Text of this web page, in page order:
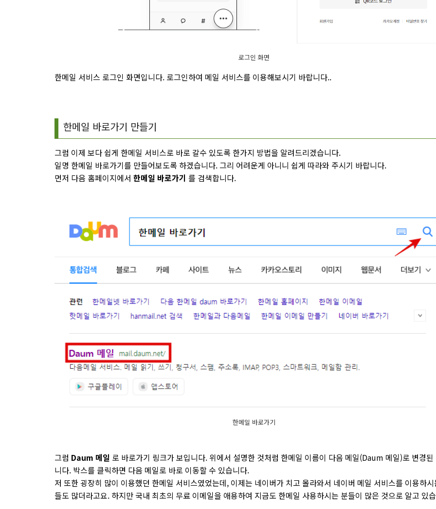
로그인 화면
한메일 서비스 로그인 화면입니다. 로그인하여 메일 서비스를 이용해보시기 바랍니다..
한메일 바로가기 만들기
그럼 이제 보다 쉽게 한메일 서비스로 바로 갈수 있도록 한가지 방법을 알려드리겠습니다.
일명 한메일 바로가기를 만들어보도록 하겠습니다. 그리 어려운게 아니니 쉽게 따라와 주시기 바랍니다.
먼저 다음 홈페이지에서 한메일 바로가기 를 검색합니다.
한메일 바로가기
그럼 Daum 메일 로 바로가기 링크가 보입니다. 위에서 설명한 것처럼 한메일 이름이 다음 메일(Daum 메일)로 변경된
니다. 박스를 클릭하면 다음 메일로 바로 이동할 수 있습니다.
저 또한 굉장히 많이 이용했던 한메일 서비스였었는데, 이제는 네이버가 치고 올라와서 네이버 메일 서비스를 이용하시
들도 많더라고요. 하지만 국내 최초의 무료 이메일을 애용하여 지금도 한메일 사용하시는 분들이 많은 것으로 알고 있